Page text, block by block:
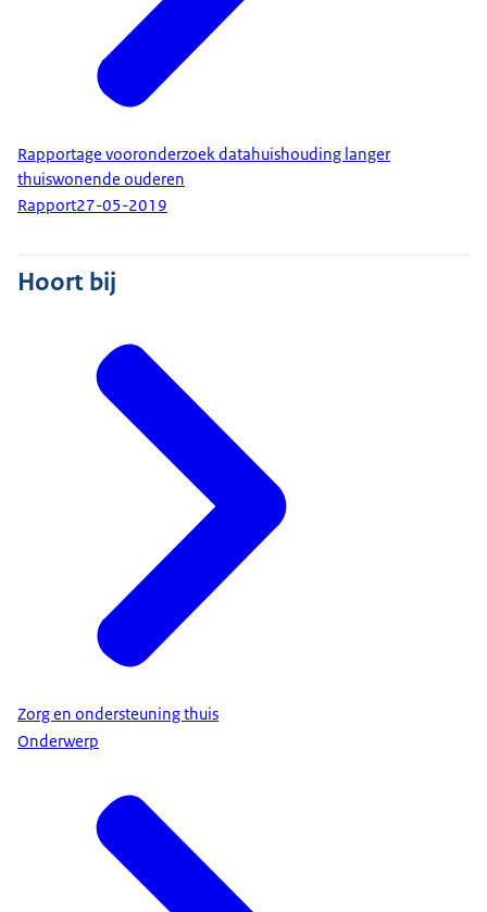
Rapportage vooronderzoek datahuishouding langer
thuiswonende ouderen
Rapport27-05-2019
Hoort bij
Zorg en ondersteuning thuis
Onderwerp